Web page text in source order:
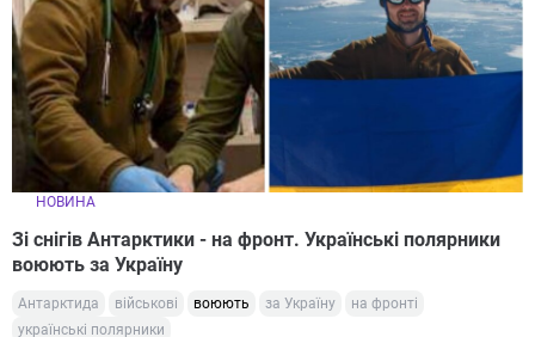
НОВИНА
Зі снігів Антарктики - на фронт. Українські полярники
воюють за Україну
Антарктида військові воюють за Україну
на фронті
українські полярники